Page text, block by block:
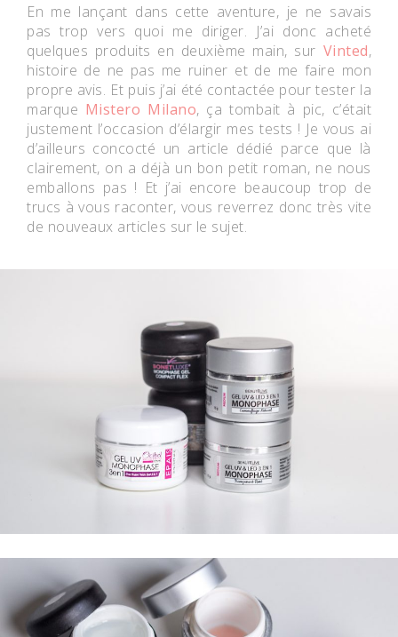
En me lançant dans cette aventure, je ne savais
pas trop vers quoi me diriger. J’ai donc acheté
quelques produits en deuxième main, sur Vinted,
histoire de ne pas me ruiner et de me faire mon
propre avis. Et puis j’ai été contactée pour tester la
marque Mistero Milano, ça tombait à pic, c’était
justement l’occasion d’élargir mes tests ! Je vous ai
d’ailleurs concocté un article dédié parce que là
clairement, on a déjà un bon petit roman, ne nous
emballons pas ! Et j’ai encore beaucoup trop de
trucs à vous raconter, vous reverrez donc très vite
de nouveaux articles sur le sujet.